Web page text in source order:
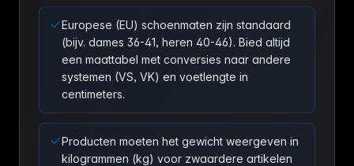
Europese (EU) schoenmaten zijn standaard
(bijv. dames 36-41, heren 40-46). Bied altijd
een maattabel met conversies naar andere
systemen (VS, VK) en voetlengte in
centimeters.
Producten moeten het gewicht weergeven in
kilogrammen (kg) voor zwaardere artikelen